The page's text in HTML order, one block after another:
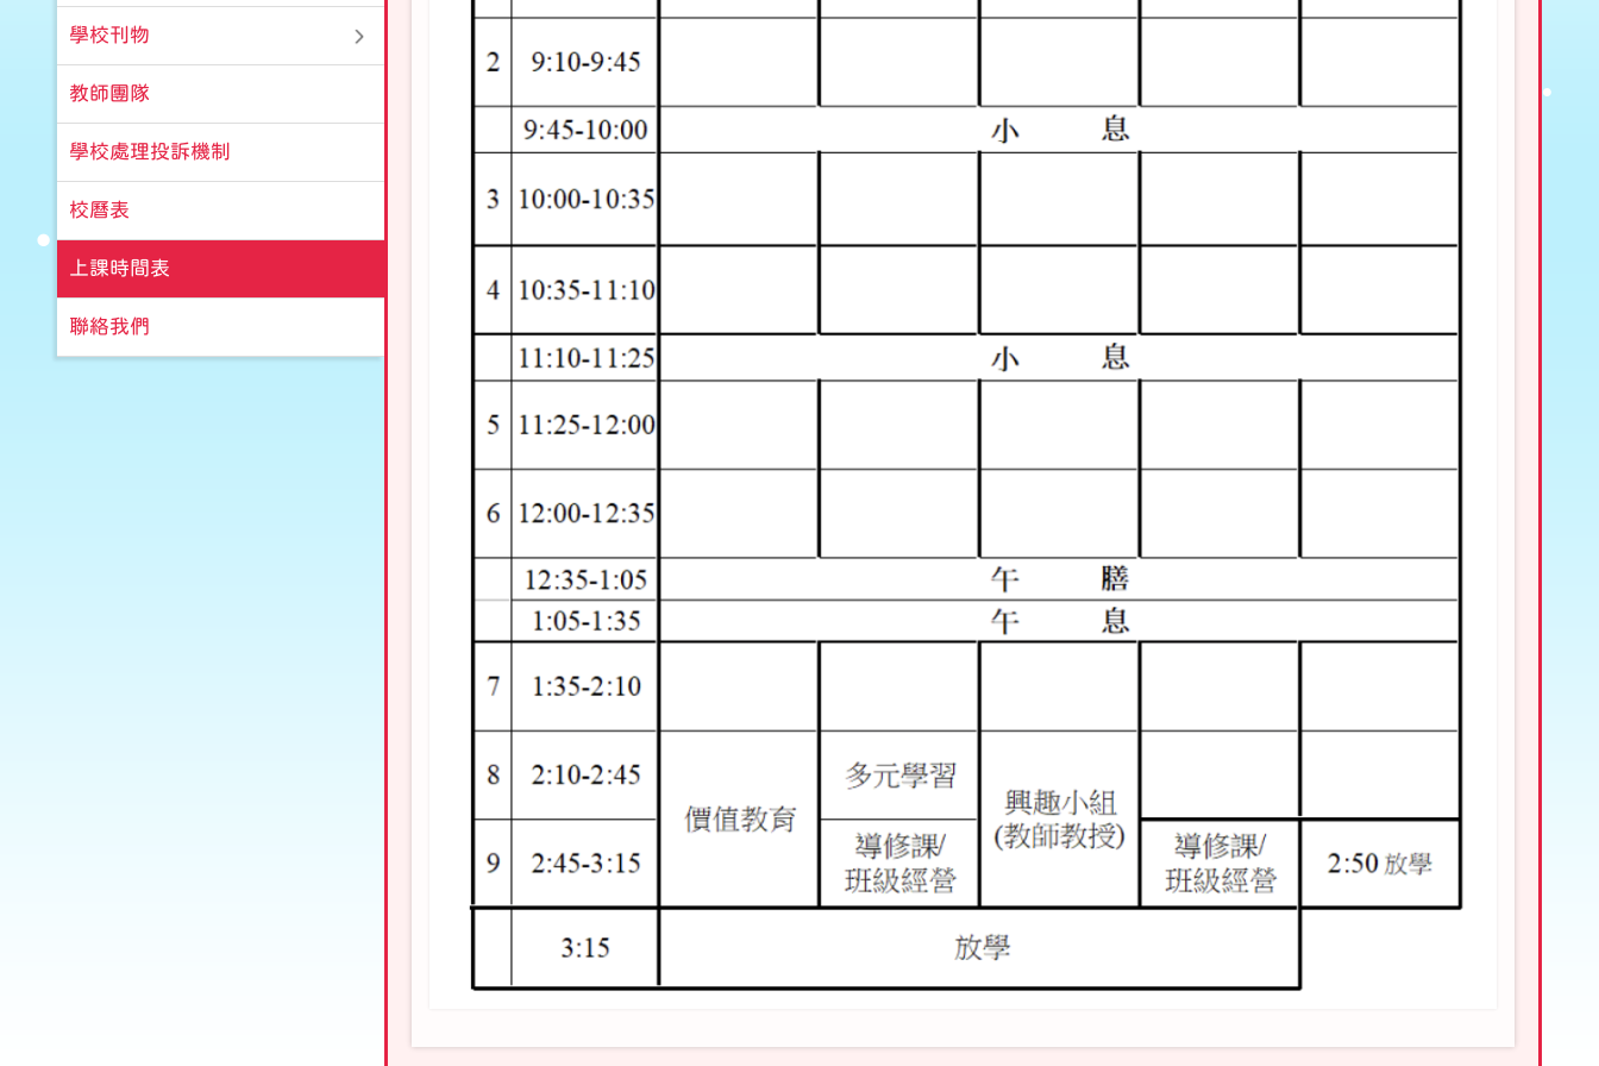
學校刊物
教師團隊
學校處理投訴機制
校曆表
上課時間表
聯絡我們